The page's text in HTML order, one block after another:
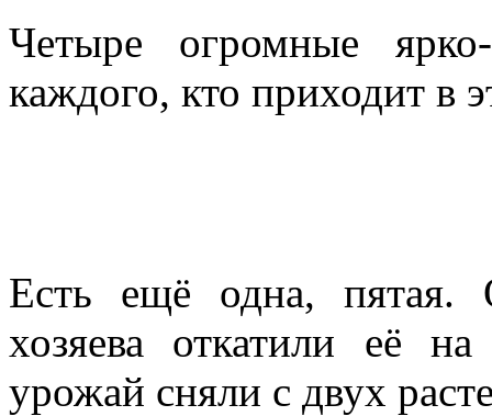
Четыре огромные
каждого, кто приходит в
Есть ещё одна, пятая.
хозяева откатили её
урожай сняли с двух